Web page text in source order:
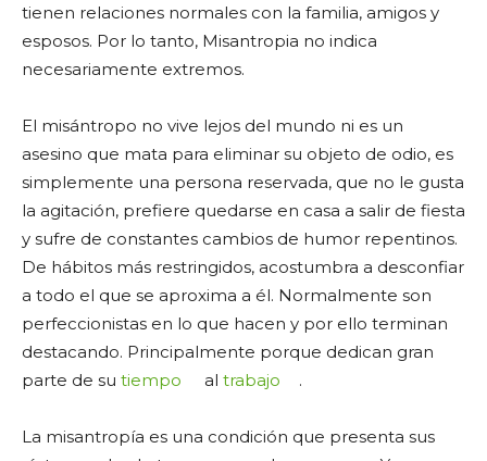
tienen relaciones normales con la familia, amigos y
esposos. Por lo tanto, Misantropia no indica
necesariamente extremos.
El misántropo no vive lejos del mundo ni es un
asesino que mata para eliminar su objeto de odio, es
simplemente una persona reservada, que no le gusta
la agitación, prefiere quedarse en casa a salir de fiesta
y sufre de constantes cambios de humor repentinos.
De hábitos más restringidos, acostumbra a desconfiar
a todo el que se aproxima a él. Normalmente son
perfeccionistas en lo que hacen y por ello terminan
destacando. Principalmente porque dedican gran
parte de su tiempo al trabajo .
La misantropía es una condición que presenta sus